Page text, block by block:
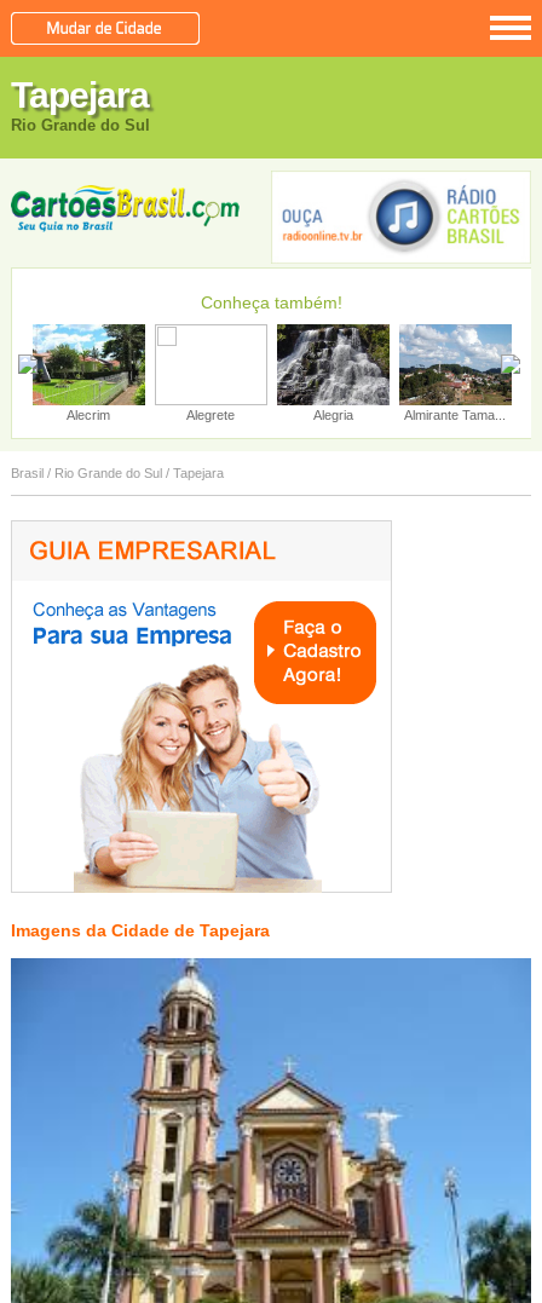
Tapejara
Rio Grande do Sul
Conheça também!
Alecrim Alegrete Alegria Almirante Tama...
Brasil/ Rio Grande do Sul/ Tapejara
Imagens da Cidade de Tapejara